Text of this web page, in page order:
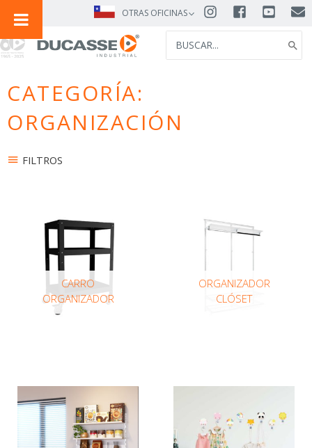
CONTENIDO
OTRAS OFICINAS
FOR:
CATEGORÍA:
ORGANIZACIÓN
FILTROS
CARRO
ORGANIZADOR
ORGANIZADOR
CLÓSET